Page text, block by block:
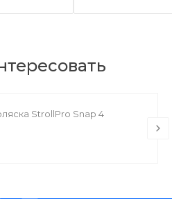
StrollPro Snap 4